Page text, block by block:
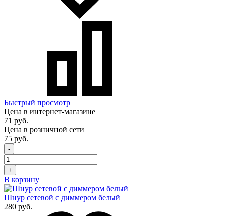
Быстрый просмотр
Цена в интернет-магазине
71 руб.
Цена в розничной сети
75 руб.
-
+
В корзину
Шнур сетевой с диммером белый
280 руб.